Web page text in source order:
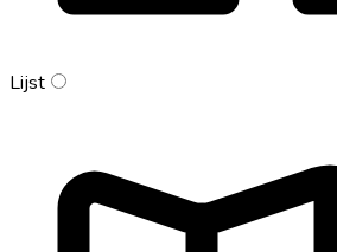
Lijst